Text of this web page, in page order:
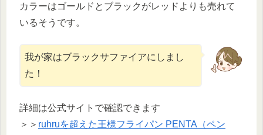
カラーはゴールドとブラックがレッドよりも売れて
いるそうです。
我が家はブラックサファイアにしまし
た！
詳細は公式サイトで確認できます
＞＞ ruhruを超えた王様フライパン PENTA（ペン